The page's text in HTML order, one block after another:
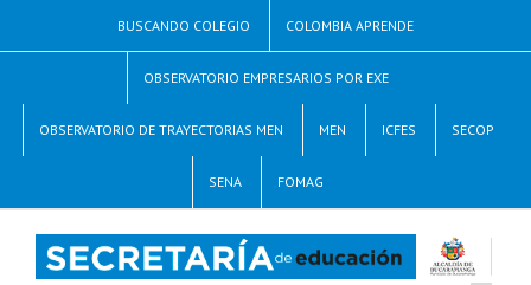
BUSCANDO COLEGIO COLOMBIA APRENDE
OBSERVATORIO EMPRESARIOS POR EXE
OBSERVATORIO DE TRAYECTORIAS MEN MEN ICFES SECOP
SENA FOMAG